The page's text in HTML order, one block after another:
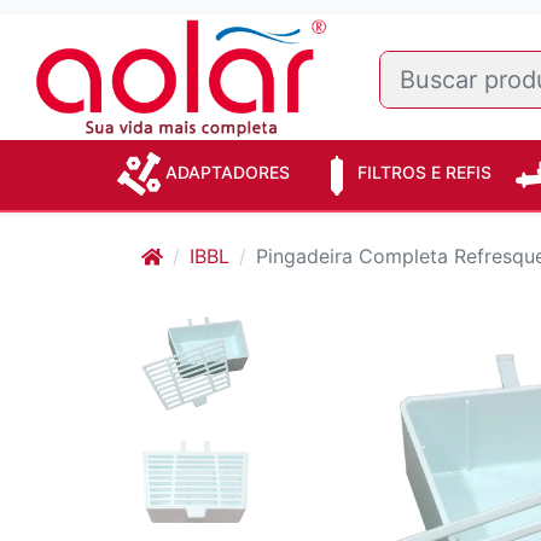
ADAPTADORES FILTROS E REFIS
IBBL Pingadeira Completa